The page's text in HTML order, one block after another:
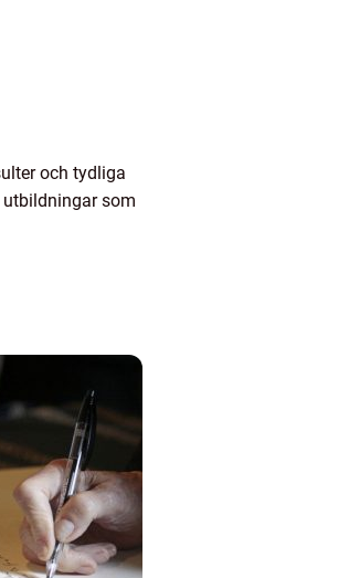
och tydliga
som